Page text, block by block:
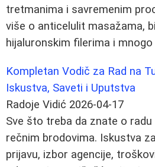
tretmanima i savremenim
više o anticelulit masažama,
hijaluronskim filerima i mnogo
Kompletan Vodič za Rad na
Iskustva, Saveti i Uputstva
Radoje Vidić 2026-04-17
Sve što treba da znate o
rečnim brodovima. Iskustva
prijavu, izbor agencije,